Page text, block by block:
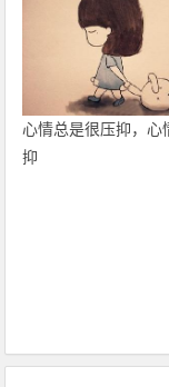
心情总是很压抑，心
抑